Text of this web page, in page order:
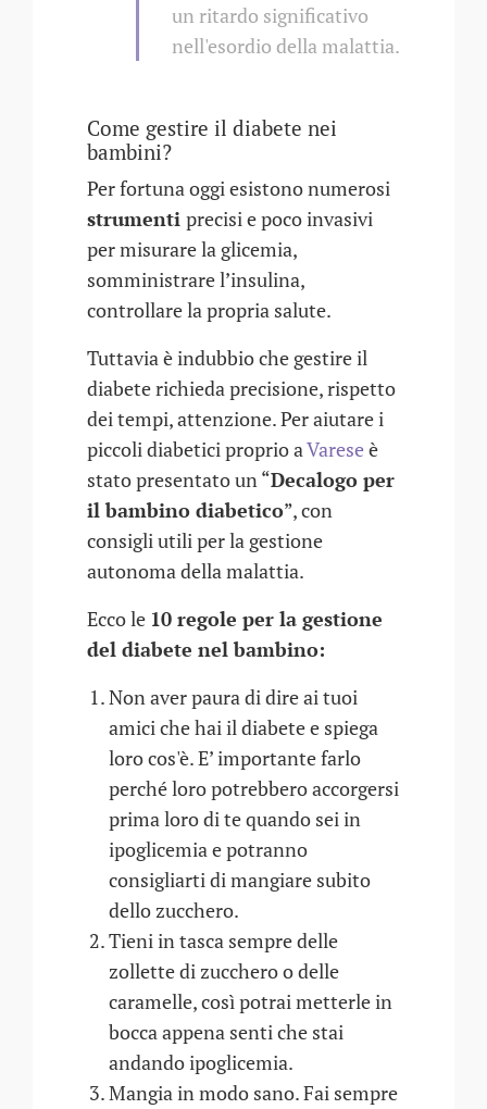
un ritardo significativo
nell'esordio della malattia.
Come gestire il diabete nei
bambini?
Per fortuna oggi esistono numerosi
strumenti precisi e poco invasivi
per misurare la glicemia,
somministrare l’insulina,
controllare la propria salute.
Tuttavia è indubbio che gestire il
diabete richieda precisione, rispetto
dei tempi, attenzione. Per aiutare i
piccoli diabetici proprio aVareseè
stato presentato un “Decalogo per
il bambino diabetico”, con
consigli utili per la gestione
autonoma della malattia.
Ecco le 10 regole per la gestione
del diabete nel bambino:
Non aver paura di dire ai tuoi
amici che hai il diabete e spiega
loro cos'è. E’ importante farlo
perché loro potrebbero accorgersi
prima loro di te quando sei in
ipoglicemia e potranno
consigliarti di mangiare subito
dello zucchero.
Tieni in tasca sempre delle
zollette di zucchero o delle
caramelle, così potrai metterle in
bocca appena senti che stai
andando ipoglicemia.
Mangia in modo sano. Fai sempre